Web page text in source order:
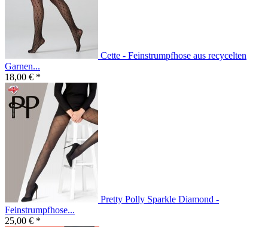
Cette - Feinstrumpfhose aus recycelten
Garnen...
18,00 € *
Pretty Polly Sparkle Diamond -
Feinstrumpfhose...
25,00 € *